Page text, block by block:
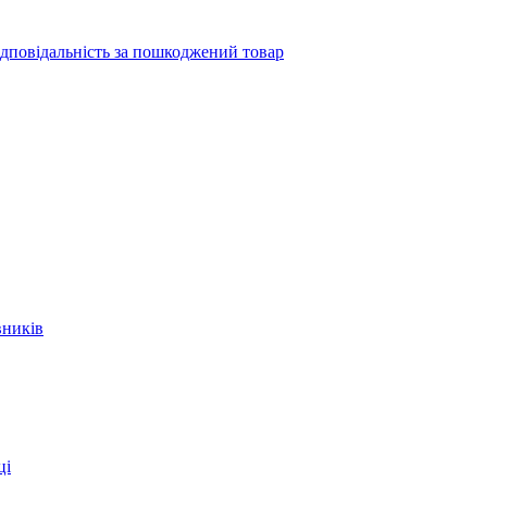
за пошкоджений товар